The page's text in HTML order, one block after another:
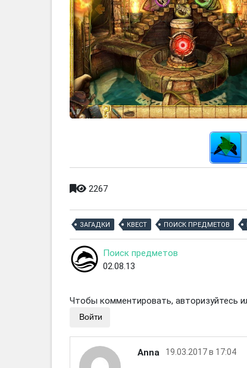
2267
ЗАГАДКИ КВЕСТ ПОИСК ПРЕДМЕТОВ
Поиск предметов
02.08.13
Чтобы комментировать, авторизуйтесь
Войти
Anna 19.03.2017 в 17:04